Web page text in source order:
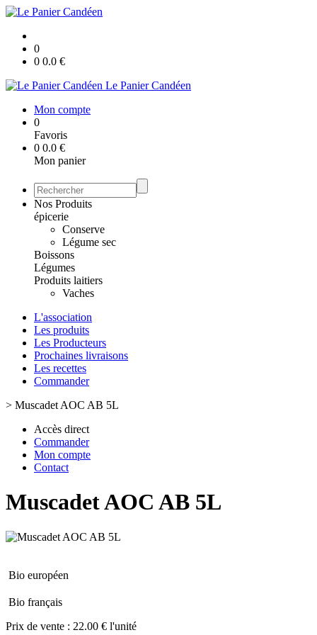
0
0 0.0 €
Le Panier Candéen
Mon compte
0
Favoris
0 0.0 €
Mon panier
Nos Produits
épicerie
Conserve
Légume sec
Boissons
Légumes
Produits laitiers
Vaches
L'association
Les produits
Les Producteurs
Prochaines livraisons
Les recettes
Commander
> Muscadet AOC AB 5L
Accès direct
Commander
Mon compte
Contact
Muscadet AOC AB 5L
Bio européen
Bio français
Prix de vente : 22.00 € l'unité